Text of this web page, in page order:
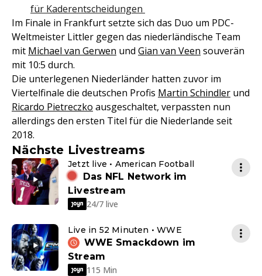
für Kaderentscheidungen
Im Finale in Frankfurt setzte sich das Duo um PDC-
Weltmeister Littler gegen das niederländische Team
mit Michael van Gerwen und Gian van Veen souverän
mit 10:5 durch.
Die unterlegenen Niederländer hatten zuvor im
Viertelfinale die deutschen Profis Martin Schindler und
Ricardo Pietreczko ausgeschaltet, verpassten nun
allerdings den ersten Titel für die Niederlande seit
2018.
Nächste Livestreams
Jetzt live • American Football
Das NFL Network im
Livestream
24/7 live
Live in 52 Minuten • WWE
WWE Smackdown im
Stream
115 Min